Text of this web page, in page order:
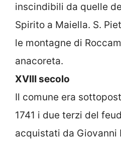
inscindibili da quelle
Spirito a Maiella. S.
le montagne di
anacoreta.
XVIII secolo
Il comune era
1741 i due terzi del
acquistati da Giovanni